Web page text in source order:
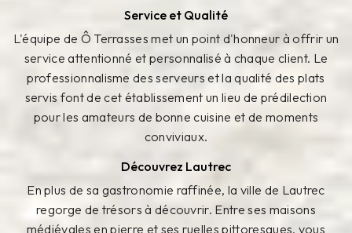
Service et Qualité
L'équipe de Ô Terrasses met un point d'honneur à offrir un
service attentionné et personnalisé à chaque client. Le
professionnalisme des serveurs et la qualité des plats
servis font de cet établissement un lieu de prédilection
pour les amateurs de bonne cuisine et de moments
conviviaux.
Découvrez Lautrec
En plus de sa gastronomie raffinée, la ville de Lautrec
regorge de trésors à découvrir. Entre ses maisons
médiévales en pierre et ses ruelles pittoresques, vous